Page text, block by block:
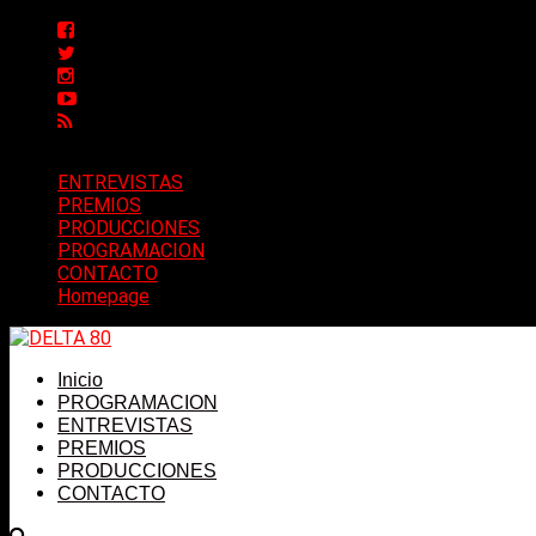
ENTREVISTAS
PREMIOS
PRODUCCIONES
PROGRAMACION
CONTACTO
Homepage
Inicio
PROGRAMACION
ENTREVISTAS
PREMIOS
PRODUCCIONES
CONTACTO